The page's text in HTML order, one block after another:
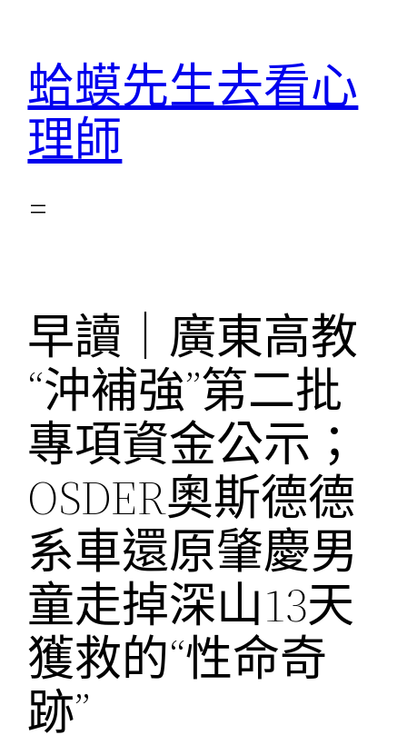
蛤蟆先生去看心
理師
早讀｜廣東高教
“沖補強”第二批
專項資金公示；
OSDER奧斯德德
系車還原肇慶男
童走掉深山13天
獲救的“性命奇
跡”